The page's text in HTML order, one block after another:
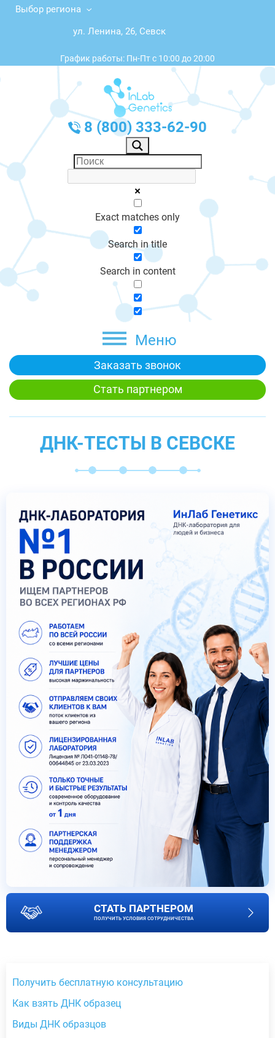
Выбор региона
ул. Ленина, 26, Севск
График работы: Пн-Пт с 10:00 до 20:00
8 (800) 333-62-90
Exact matches only
Search in title
Search in content
Меню
Заказать звонок
Стать партнером
ДНК-ТЕСТЫ В СЕВСКЕ
СТАТЬ ПАРТНЕРОМ
ПОЛУЧИТЬ УСЛОВИЯ СОТРУДНИЧЕСТВА
Получить бесплатную консультацию
Как взять ДНК образец
Виды ДНК образцов